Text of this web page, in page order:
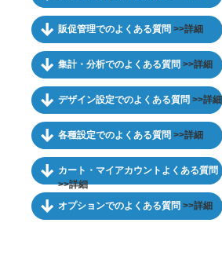
販促管理でのよくある質問 >>詳細
集計・分析でのよくある質問 >>詳細
デザイン設定でのよくある質問 >>詳細
各種設定でのよくある質問 >>詳細
カート・マイアカウントよくある質問
>>詳細
オプションでのよくある質問 >>詳細